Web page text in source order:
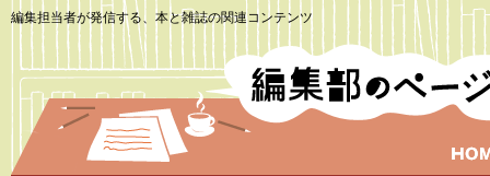
編集担当者が発信する、本と雑誌の関連コンテンツ